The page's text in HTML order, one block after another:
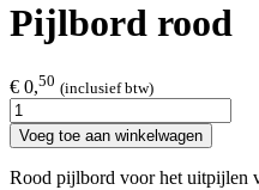
Pijlbord rood
€ 0,50 (inclusief btw)
Voeg toe aan winkelwagen
Rood pijlbord voor het uitpijlen